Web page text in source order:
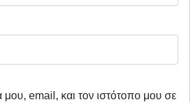
email, και τον ιστότοπο μου σε